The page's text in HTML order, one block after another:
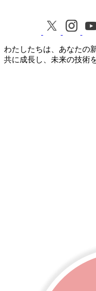
わたしたちは、あなたの
共に成長し、未来の技術